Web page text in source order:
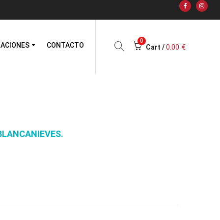
CONTACTO
0
Cart / 0.00 €